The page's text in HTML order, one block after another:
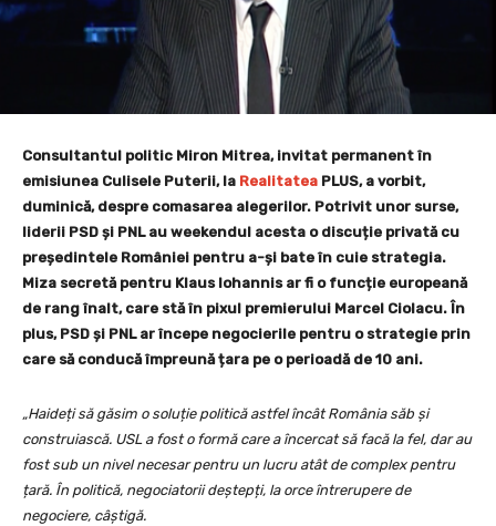
Consultantul politic Miron Mitrea, invitat permanent în
emisiunea Culisele Puterii, la Realitatea PLUS, a vorbit,
duminică, despre comasarea alegerilor. Potrivit unor surse,
liderii PSD și PNL au weekendul acesta o discuție privată cu
președintele României pentru a-și bate în cuie strategia.
Miza secretă pentru Klaus Iohannis ar fi o funcție europeană
de rang înalt, care stă în pixul premierului Marcel Ciolacu. În
plus, PSD și PNL ar începe negocierile pentru o strategie prin
care să conducă împreună țara pe o perioadă de 10 ani.
„Haideți să găsim o soluție politică astfel încât România săb și
construiască. USL a fost o formă care a încercat să facă la fel, dar au
fost sub un nivel necesar pentru un lucru atât de complex pentru
țară. În politică, negociatorii deștepți, la orce întrerupere de
negociere, câștigă.